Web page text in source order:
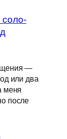
—
или два
меня
после